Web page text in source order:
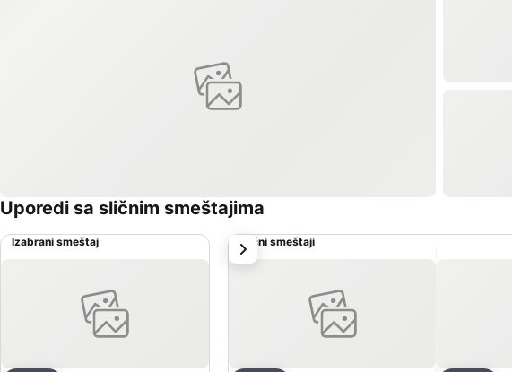
Uporedi sa sličnim smeštajima
Izabrani smeštaj Slični smeštaji
sledeće